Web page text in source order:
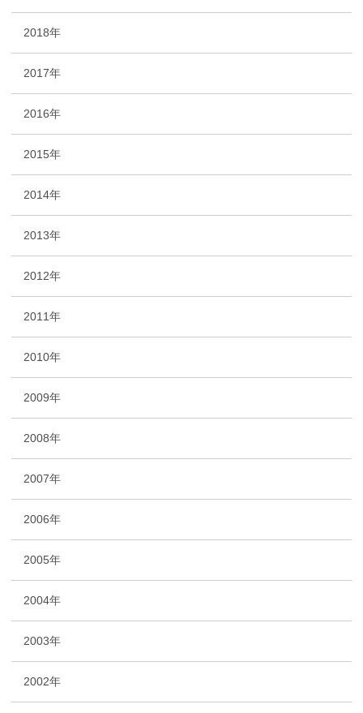
2018年
2017年
2016年
2015年
2014年
2013年
2012年
2011年
2010年
2009年
2008年
2007年
2006年
2005年
2004年
2003年
2002年